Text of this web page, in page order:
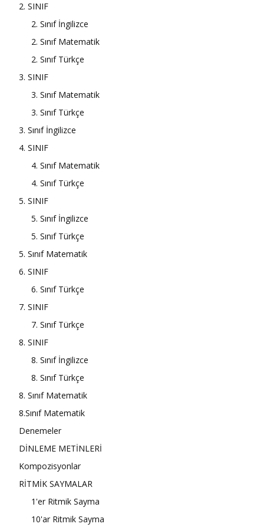
2. SINIF
2. Sınıf İngilizce
2. Sınıf Matematik
2. Sınıf Türkçe
3. SINIF
3. Sınıf Matematik
3. Sınıf Türkçe
3. Sınıf İngilizce
4. SINIF
4. Sınıf Matematik
4. Sınıf Türkçe
5. SINIF
5. Sınıf İngilizce
5. Sınıf Türkçe
5. Sınıf Matematik
6. SINIF
6. Sınıf Türkçe
7. SINIF
7. Sınıf Türkçe
8. SINIF
8. Sınıf İngilizce
8. Sınıf Türkçe
8. Sınıf Matematik
8.Sınıf Matematik
Denemeler
DİNLEME METİNLERİ
Kompozisyonlar
RİTMİK SAYMALAR
1'er Ritmik Sayma
10'ar Ritmik Sayma